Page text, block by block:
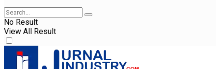
No Result
View All Result